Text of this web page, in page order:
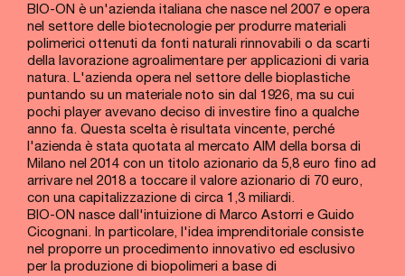
BIO-ON è un'azienda italiana che nasce nel 2007 e opera
nel settore delle biotecnologie per produrre materiali
polimerici ottenuti da fonti naturali rinnovabili o da scarti
della lavorazione agroalimentare per applicazioni di varia
natura. L'azienda opera nel settore delle bioplastiche
puntando su un materiale noto sin dal 1926, ma su cui
pochi player avevano deciso di investire fino a qualche
anno fa. Questa scelta è risultata vincente, perché
l'azienda è stata quotata al mercato AIM della borsa di
Milano nel 2014 con un titolo azionario da 5,8 euro fino ad
arrivare nel 2018 a toccare il valore azionario di 70 euro,
con una capitalizzazione di circa 1,3 miliardi.
BIO-ON nasce dall'intuizione di Marco Astorri e Guido
Cicognani. In particolare, l'idea imprenditoriale consiste
nel proporre un procedimento innovativo ed esclusivo
per la produzione di biopolimeri a base di